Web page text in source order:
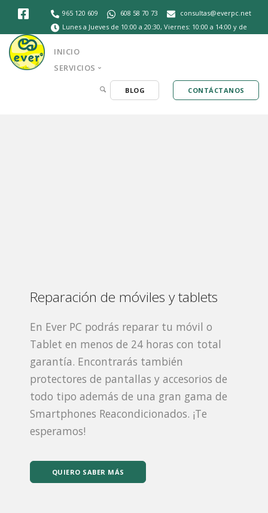
965 120 609 608 58 70 73
consultas@everpc.net
Lunes a Jueves de 10:00 a 20:30, Viernes: 10:00 a 14:00 y de
16:30 a 20:30, Sábados de 10:30 a 14:00
INICIO
SERVICIOS
BLOG CONTÁCTANOS
Reparación de móviles y tablets
En Ever PC podrás reparar tu móvil o
Tablet en menos de 24 horas con total
garantía. Encontrarás también
protectores de pantallas y accesorios de
todo tipo además de una gran gama de
Smartphones Reacondicionados. ¡Te
esperamos!
QUIERO SABER MÁS